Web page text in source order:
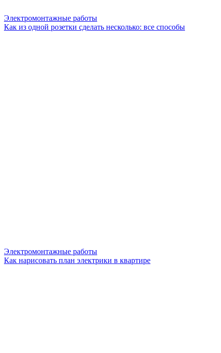
Электромонтажные работы
Как из одной розетки сделать несколько: все способы
Электромонтажные работы
Как нарисовать план электрики в квартире